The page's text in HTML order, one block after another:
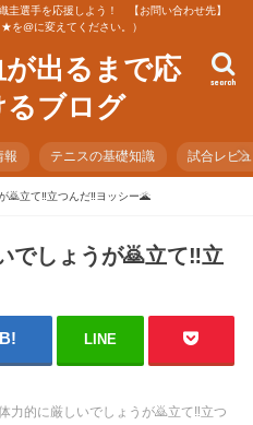
圭選手を応援しよう！ 【お問い合わせ先】
@に変えてください。）
出るまで応
るブログ
search
報 テニスの基礎知識 試合レビ
🙇立て‼️立つんだ‼️ヨッシー🌋
でしょうが🙇立て‼️立
LINE
力的に厳しいでしょうが🙇立て‼️立つ